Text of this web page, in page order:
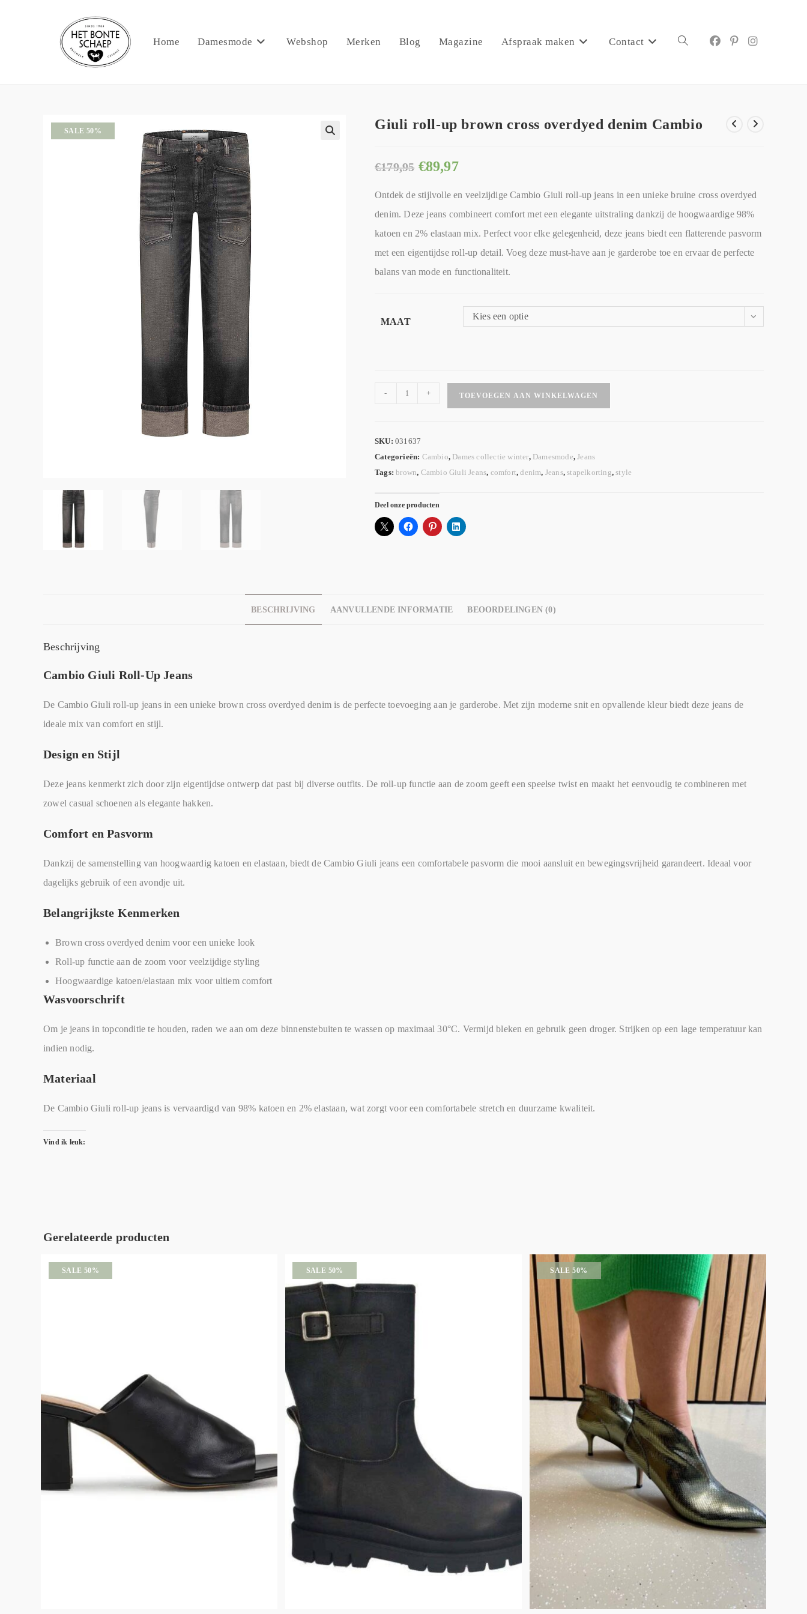
Home Damesmode Webshop Merken Blog Magazine Afspraak maken Contact
SALE 50% Giuli roll-up brown cross overdyed denim Cambio
€179,95 €89,97
Ontdek de stijlvolle en veelzijdige Cambio Giuli roll-up jeans in een unieke bruine cross overdyed
denim. Deze jeans combineert comfort met een elegante uitstraling dankzij de hoogwaardige 98%
katoen en 2% elastaan mix. Perfect voor elke gelegenheid, deze jeans biedt een flatterende pasvorm
met een eigentijdse roll-up detail. Voeg deze must-have aan je garderobe toe en ervaar de perfecte
balans van mode en functionaliteit.
MAAT
Kies een optie
- + TOEVOEGEN AAN WINKELWAGEN
SKU: 031637
Categorieën: Cambio, Dames collectie winter, Damesmode,Jeans
Tags:brown, Cambio Giuli Jeans, comfort,denim, Jeans,stapelkorting,style
Deel onze producten
BESCHRIJVING AANVULLENDE INFORMATIE BEOORDELINGEN (0)
Beschrijving
Cambio Giuli Roll-Up Jeans
De Cambio Giuli roll-up jeans in een unieke brown cross overdyed denim is de perfecte toevoeging aan je garderobe. Met zijn moderne snit en opvallende kleur biedt deze jeans de
ideale mix van comfort en stijl.
Design en Stijl
Deze jeans kenmerkt zich door zijn eigentijdse ontwerp dat past bij diverse outfits. De roll-up functie aan de zoom geeft een speelse twist en maakt het eenvoudig te combineren met
zowel casual schoenen als elegante hakken.
Comfort en Pasvorm
Dankzij de samenstelling van hoogwaardig katoen en elastaan, biedt de Cambio Giuli jeans een comfortabele pasvorm die mooi aansluit en bewegingsvrijheid garandeert. Ideaal voor
dagelijks gebruik of een avondje uit.
Belangrijkste Kenmerken
Brown cross overdyed denim voor een unieke look
Roll-up functie aan de zoom voor veelzijdige styling
Hoogwaardige katoen/elastaan mix voor ultiem comfort
Wasvoorschrift
Om je jeans in topconditie te houden, raden we aan om deze binnenstebuiten te wassen op maximaal 30°C. Vermijd bleken en gebruik geen droger. Strijken op een lage temperatuur kan
indien nodig.
Materiaal
De Cambio Giuli roll-up jeans is vervaardigd van 98% katoen en 2% elastaan, wat zorgt voor een comfortabele stretch en duurzame kwaliteit.
Vind ik leuk:
Gerelateerde producten
SALE 50% SALE 50% SALE 50%